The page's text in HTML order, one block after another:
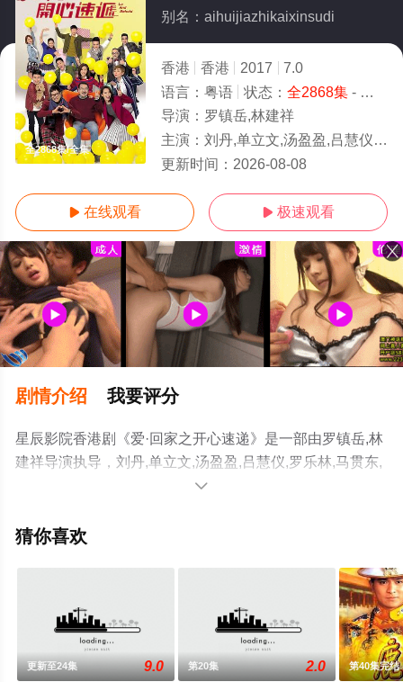
全2868集/全集
别名：aihuijiazhikaixinsudi
香港 香港 2017
7.0
语言： 粤语 状态： 全2868集- 免费在线观看
导演： 罗镇岳,林建祥
主演： 刘丹,单立文,汤盈盈,吕慧仪,罗乐林,马贯东,苏韵姿,周嘉洛,陈浚霆,吴伟豪
更新时间： 2026-08-08
 在线观看  极速观看
剧情介绍 我要评分
星辰影院香港剧《爱·回家之开心速递》是一部由罗镇岳,林
建祥导演执导，刘丹,单立文,汤盈盈,吕慧仪,罗乐林,马贯东,
苏韵姿,周嘉洛,陈浚霆,吴伟豪等演员精彩演绎的香港电视
未删减完整版电视剧全集就上星辰影视，更多相关信息可

猜你喜欢
更新至24集 9.0 第20集 2.0 第40集完结